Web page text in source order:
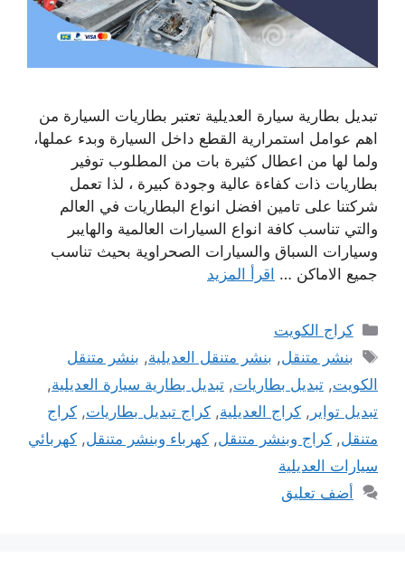
تبديل بطارية سيارة العديلية تعتبر بطاريات السيارة من
اهم عوامل استمرارية القطع داخل السيارة وبدء عملها،
ولما لها من اعطال كثيرة بات من المطلوب توفير
بطاريات ذات كفاءة عالية وجودة كبيرة ، لذا تعمل
شركتنا على تامين افضل انواع البطاريات في العالم
والتي تناسب كافة انواع السيارات العالمية والهايبر
وسيارات السباق والسيارات الصحراوية بحيث تناسب
جميع الاماكن … اقرأ المزيد
التصنيفات
كراج الكويت
الوسوم
بنشر متنقل, بنشر متنقل العديلية, بنشر متنقل
الكويت, تبديل بطاريات, تبديل بطارية سيارة العديلية,
تبديل تواير , كراج العديلية, كراج تبديل بطاريات, كراج
متنقل, كراج وبنشر متنقل, كهرباء وبنشر متنقل, كهربائي
سيارات العديلية
أضف تعليق